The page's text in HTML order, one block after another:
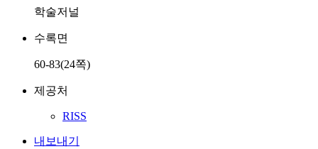
학술저널
수록면
60-83(24쪽)
제공처
RISS
내보내기